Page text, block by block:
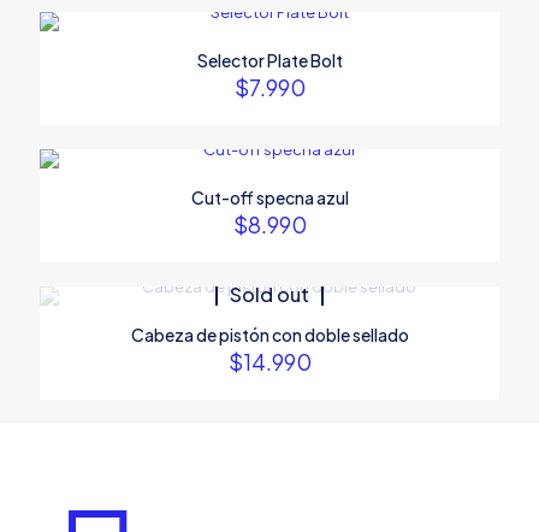
Selector Plate Bolt
$7.990
Cut-off specna azul
$8.990
Sold out
Cabeza de pistón con doble sellado
$14.990